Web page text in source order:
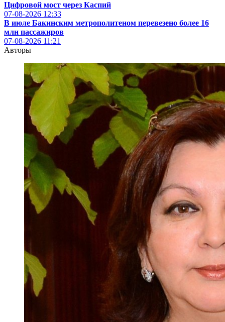
Цифровой мост через Каспий
07-08-2026 12:33
В июле Бакинским метрополитеном перевезено более 16
млн пассажиров
07-08-2026 11:21
Авторы